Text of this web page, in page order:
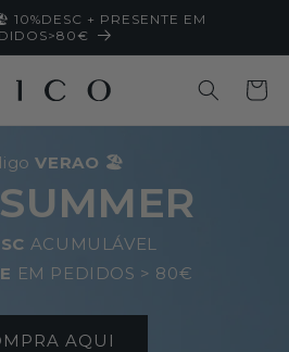
10%DESC + PRESENTE EM
Carrinho
VERAO 🏖️
ACUMULÁVEL
EM PEDIDOS > 80€
AQUI